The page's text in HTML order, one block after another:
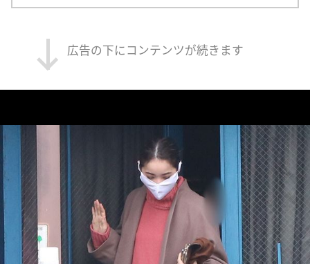
広告の下にコンテンツが続きます